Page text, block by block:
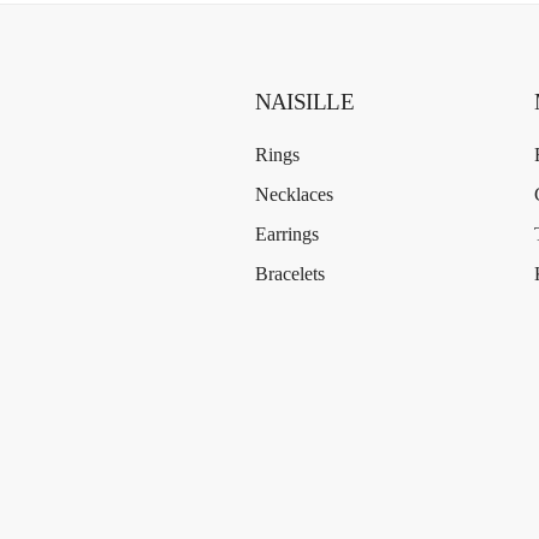
NAISILLE
Rings
Necklaces
Earrings
Bracelets